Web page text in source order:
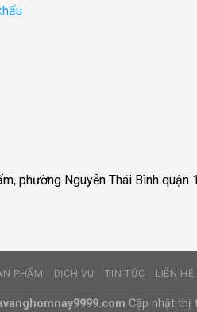
phường Nguyễn Thái Bình quận
PHẨM DỊCH VỤ TIN TỨC LIÊN HỆ
Cập nhật thị